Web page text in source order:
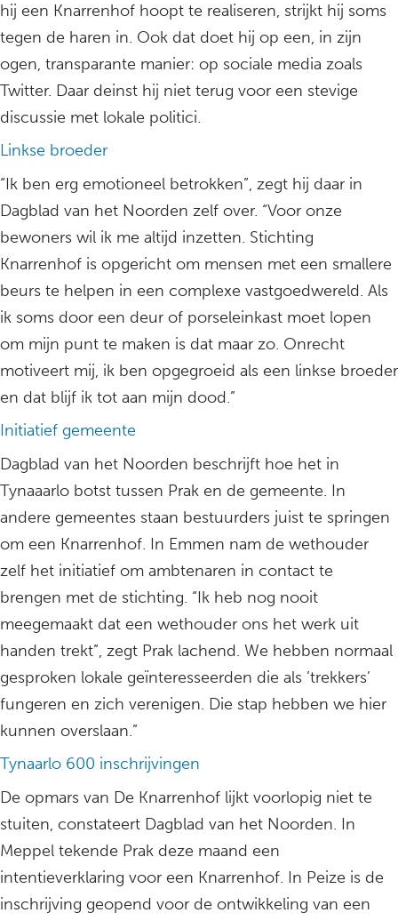
hij een Knarrenhof hoopt te realiseren, strijkt hij soms
tegen de haren in. Ook dat doet hij op een, in zijn
ogen, transparante manier: op sociale media zoals
Twitter. Daar deinst hij niet terug voor een stevige
discussie met lokale politici.
Linkse broeder
“Ik ben erg emotioneel betrokken”, zegt hij daar in
Dagblad van het Noorden zelf over. “Voor onze
bewoners wil ik me altijd inzetten. Stichting
Knarrenhof is opgericht om mensen met een smallere
beurs te helpen in een complexe vastgoedwereld. Als
ik soms door een deur of porseleinkast moet lopen
om mijn punt te maken is dat maar zo. Onrecht
motiveert mij, ik ben opgegroeid als een linkse broeder
en dat blijf ik tot aan mijn dood.”
Initiatief gemeente
Dagblad van het Noorden beschrijft hoe het in
Tynaaarlo botst tussen Prak en de gemeente. In
andere gemeentes staan bestuurders juist te springen
om een Knarrenhof. In Emmen nam de wethouder
zelf het initiatief om ambtenaren in contact te
brengen met de stichting. “Ik heb nog nooit
meegemaakt dat een wethouder ons het werk uit
handen trekt”, zegt Prak lachend. We hebben normaal
gesproken lokale geïnteresseerden die als ’trekkers’
fungeren en zich verenigen. Die stap hebben we hier
kunnen overslaan.”
Tynaarlo 600 inschrijvingen
De opmars van De Knarrenhof lijkt voorlopig niet te
stuiten, constateert Dagblad van het Noorden. In
Meppel tekende Prak deze maand een
intentieverklaring voor een Knarrenhof. In Peize is de
inschrijving geopend voor de ontwikkeling van een